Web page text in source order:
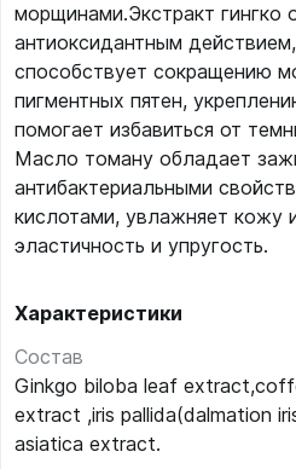
морщинами.Экстракт гингко
антиоксидантным
способствует сокращению
пигментных пятен,
помогает избавиться от
Масло томану обладает
антибактериальными
кислотами, увлажняет кожу
эластичность и упругость.
Характеристики
Состав
Ginkgo biloba leaf
extract ,iris pallida(dalmation
asiatica extract.